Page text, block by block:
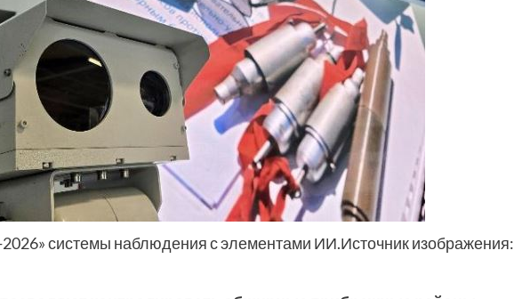
системы наблюдения с элементами ИИ.Источник изображения: